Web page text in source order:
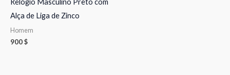
Relógio Masculino Preto com
Alça de Liga de Zinco
Homem
900$